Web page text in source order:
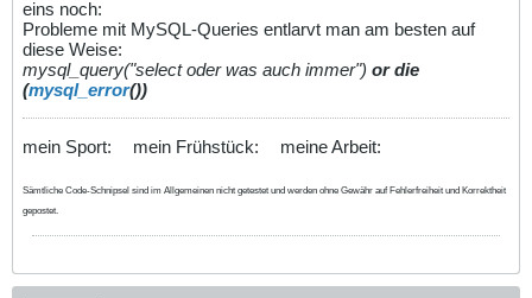
eins noch:
Probleme mit MySQL-Queries entlarvt man am besten auf
diese Weise:
mysql_query("select oder was auch immer") or die
(mysql_error())
mein Sport: mein Frühstück: meine Arbeit:
Sämtliche Code-Schnipsel sind im Allgemeinen nicht getestet und werden ohne Gewähr auf Fehlerfreiheit und Korrektheit
gepostet.